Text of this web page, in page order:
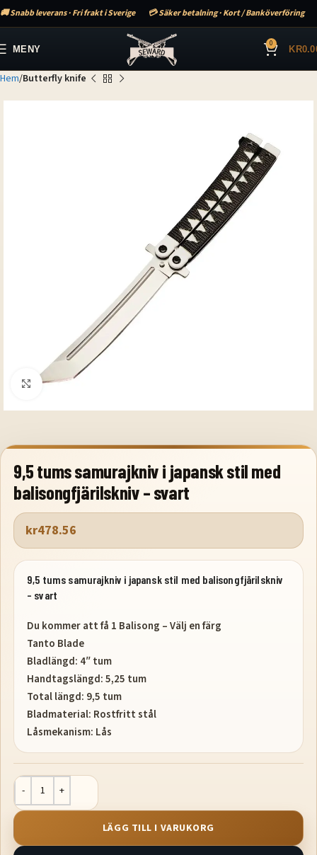
🚚 Snabb leverans · Fri frakt i Sverige 💳 Säker betalning · Kort / Banköverföring
MENY 0 KR
Hem Butterfly knife
Klicka för att förstora
9,5 tums samurajkniv i japansk stil med
balisongfjärilskniv – svart
kr478.56
9,5 tums samurajkniv i japansk stil med balisongfjärilskniv
– svart
Du kommer att få 1 Balisong – Välj en färg
Tanto Blade
Bladlängd: 4″ tum
Handtagslängd: 5,25 tum
Total längd: 9,5 tum
Bladmaterial: Rostfritt stål
Låsmekanism: Lås
LÄGG TILL I VARUKORG